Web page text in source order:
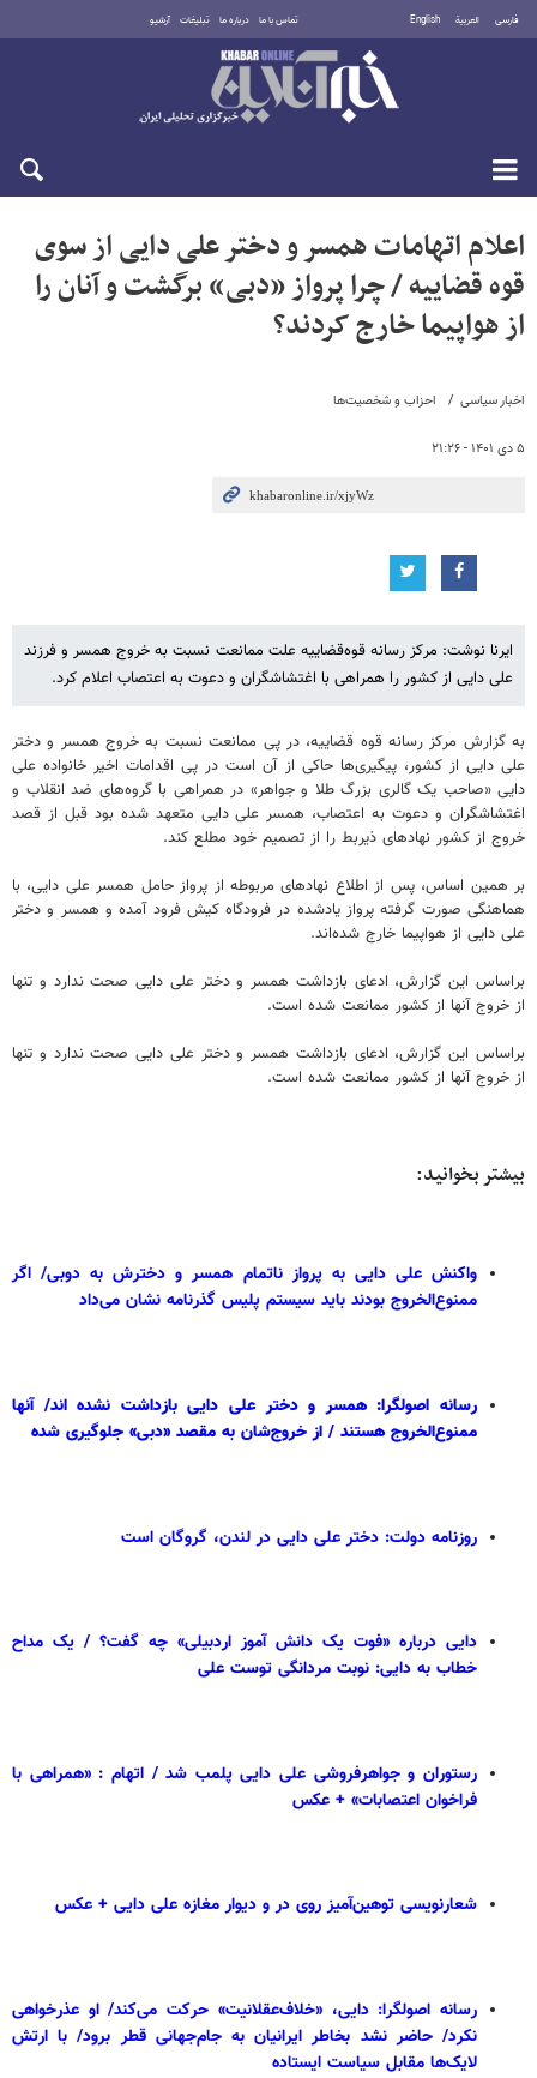
فارسی العربية English تماس با ما درباره ما تبلیغات آرشیو
شنبه ۱۷ مرداد ۱۴۰۵
اخبار سیاسی احزاب و شخصیت‌ها
۵ دی ۱۴۰۱ - ۲۱:۲۶
اعلام اتهامات همسر و دختر علی دایی از سوی
قوه قضاییه / چرا پرواز «دبی» برگشت و آنان را
از هواپیما خارج کردند؟
ایرنا نوشت: مرکز رسانه قوه‌قضاییه علت ممانعت نسبت به خروج همسر و فرزند
علی دایی از کشور را همراهی با اغتشاشگران و دعوت به اعتصاب اعلام کرد.
به گزارش مرکز رسانه قوه قضاییه، در پی ممانعت نسبت به خروج همسر و دختر
علی دایی از کشور، پیگیری‌ها حاکی از آن است در پی اقدامات اخیر خانواده علی
دایی «صاحب یک گالری بزرگ طلا و جواهر» در همراهی با گروه‌های ضد انقلاب و
اغتشاشگران و دعوت به اعتصاب، همسر علی دایی متعهد شده بود قبل از قصد
خروج از کشور نهادهای ذیربط را از تصمیم خود مطلع کند.
بر همین اساس، پس از اطلاع نهادهای مربوطه از پرواز حامل همسر علی دایی، با
هماهنگی صورت گرفته پرواز یادشده در فرودگاه کیش فرود آمده و همسر و دختر
علی دایی از هواپیما خارج شده‌اند.
براساس این گزارش، ادعای بازداشت همسر و دختر علی دایی صحت ندارد و تنها
از خروج آنها از کشور ممانعت شده است.
براساس این گزارش، ادعای بازداشت همسر و دختر علی دایی صحت ندارد و تنها
از خروج آنها از کشور ممانعت شده است.
بیشتر بخوانید:
واکنش علی دایی به پرواز ناتمام همسر و دخترش به دوبی/ اگر
ممنوع‌الخروج بودند باید سیستم پلیس گذرنامه نشان می‌داد
رسانه اصولگرا: همسر و دختر علی دایی بازداشت نشده‌ اند/ آنها
ممنوع‌الخروج هستند / از خروج‌شان به مقصد «دبی» جلوگیری شده
روزنامه دولت: دختر علی دایی در لندن، گروگان است
دایی درباره «فوت یک دانش آموز اردبیلی» چه گفت؟ / یک مداح
خطاب به دایی: نوبت مردانگی توست علی
رستوران و جواهرفروشی علی دایی پلمب شد / اتهام : «همراهی با
فراخوان اعتصابات» + عکس
شعارنویسی توهین‌آمیز روی در و دیوار مغازه علی دایی + عکس
رسانه اصولگرا: دایی، «خلاف‌عقلانیت» حرکت می‌کند/ او عذرخواهی
نکرد/ حاضر نشد بخاطر ایرانیان به جام‌جهانی قطر برود/ با ارتش
لایک‌ها مقابل سیاست ایستاده